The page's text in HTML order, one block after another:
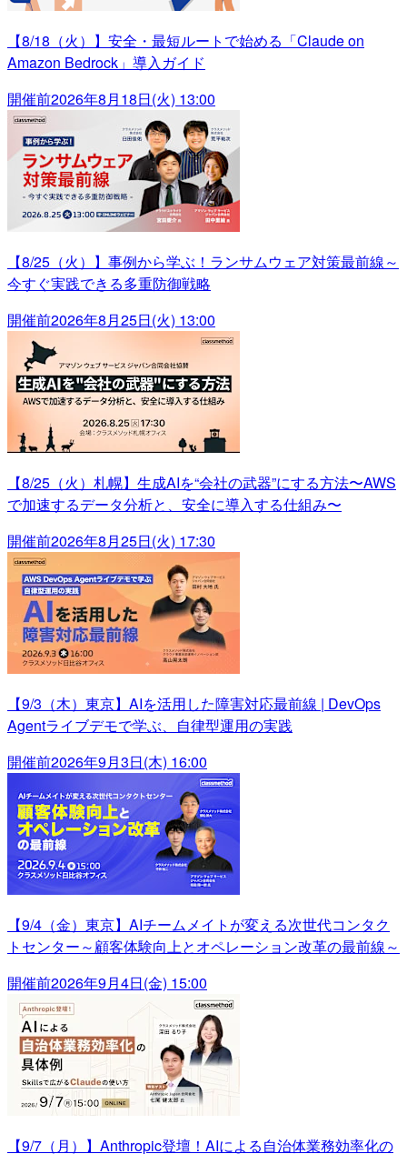
【8/18（火）】安全・最短ルートで始める「Claude on
Amazon Bedrock」導入ガイド
開催前2026年8月18日(火) 13:00
【8/25（火）】事例から学ぶ！ランサムウェア対策最前線～
今すぐ実践できる多重防御戦略
開催前2026年8月25日(火) 13:00
【8/25（火）札幌】生成AIを“会社の武器”にする方法〜AWS
で加速するデータ分析と、安全に導入する仕組み〜
開催前2026年8月25日(火) 17:30
【9/3（木）東京】AIを活用した障害対応最前線 | DevOps
Agentライブデモで学ぶ、自律型運用の実践
開催前2026年9月3日(木) 16:00
【9/4（金）東京】AIチームメイトが変える次世代コンタク
トセンター～顧客体験向上とオペレーション改革の最前線～
開催前2026年9月4日(金) 15:00
【9/7（月）】Anthropic登壇！AIによる自治体業務効率化の